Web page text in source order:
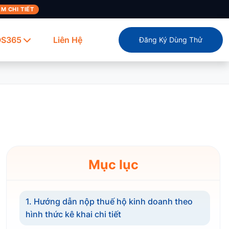
CHI TIẾT
Liên Hệ Đăng Ký Dùng Thử
Mục lục
1. Hướng dẫn nộp thuế hộ kinh doanh theo
hình thức kê khai chi tiết